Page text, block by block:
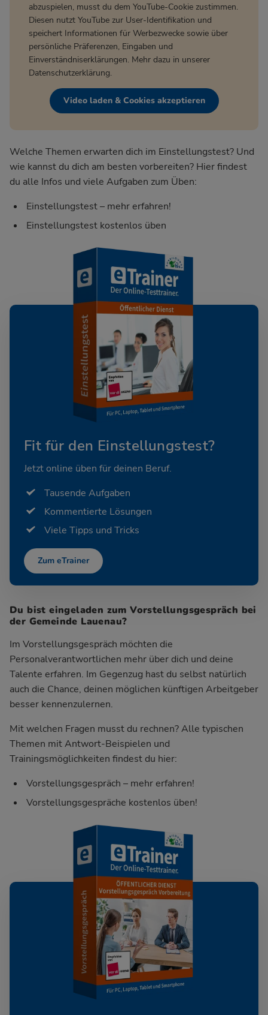
abzuspielen, musst du dem YouTube-Cookie zustimmen.
Diesen nutzt YouTube zur User-Identifikation und
speichert Informationen für Werbezwecke sowie über
persönliche Präferenzen, Eingaben und
Einverständniserklärungen. Mehr dazu in unserer
Datenschutzerklärung.
Video laden & Cookies akzeptieren
Welche Themen erwarten dich im Einstellungstest? Und
wie kannst du dich am besten vorbereiten? Hier findest
du alle Infos und viele Aufgaben zum Üben:
Einstellungstest – mehr erfahren!
Einstellungstest kostenlos üben
Fit für den Einstellungstest?
Jetzt online üben für deinen Beruf.
Tausende Aufgaben
Kommentierte Lösungen
Viele Tipps und Tricks
Zum eTrainer
Du bist eingeladen zum Vorstellungsgespräch bei
der Gemeinde Lauenau?
Im Vorstellungsgespräch möchten die
Personalverantwortlichen mehr über dich und deine
Talente erfahren. Im Gegenzug hast du selbst natürlich
auch die Chance, deinen möglichen künftigen Arbeitgeber
besser kennenzulernen.
Mit welchen Fragen musst du rechnen? Alle typischen
Themen mit Antwort-Beispielen und
Trainingsmöglichkeiten findest du hier:
Vorstellungsgespräch – mehr erfahren!
Vorstellungsgespräche kostenlos üben!